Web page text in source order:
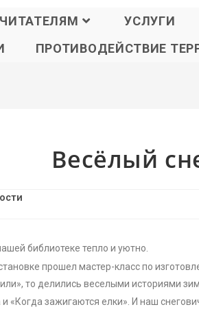
ЧИТАТЕЛЯМ УСЛУГИ
ПРОТИВОДЕЙСТВИЕ
Весёлый
библиотеке тепло и уютно.
прошел мастер-класс по
то делились веселыми историями
«Когда зажигаются елки». И наш